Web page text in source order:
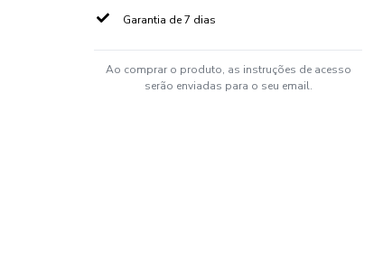
Garantia de 7 dias
Ao comprar o produto, as instruções de acesso
serão enviadas para o seu email.